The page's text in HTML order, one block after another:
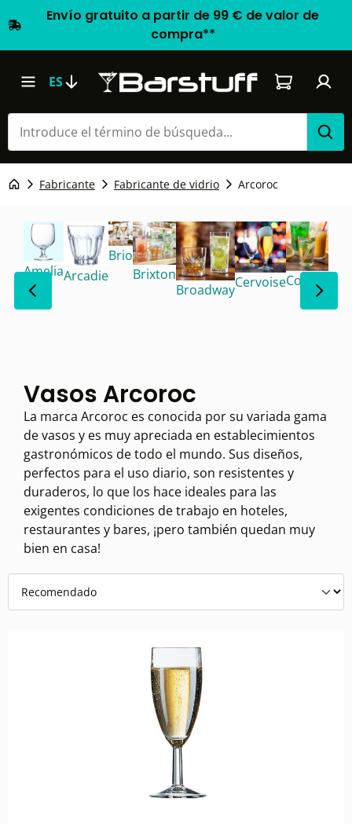
Envío gratuito a partir de 99 € de valor de
compra**
ES El carrito
Fabricante Fabricante de vidrio Arcoroc
AmeliaArcadie
Brio
Brixton
BroadwayCervoiseConique
Vasos Arcoroc
La marca Arcoroc es conocida por su variada gama
de vasos y es muy apreciada en establecimientos
gastronómicos de todo el mundo. Sus diseños,
perfectos para el uso diario, son resistentes y
duraderos, lo que los hace ideales para las
exigentes condiciones de trabajo en hoteles,
restaurantes y bares, ¡pero también quedan muy
bien en casa!